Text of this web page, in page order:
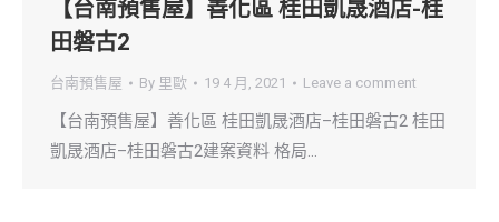
【台南預售屋】善化區 桂田凱晟酒店-桂
田磐古2
台南預售屋 By 里歐 19 4 月, 2021 Leave a comment
【台南預售屋】善化區 桂田凱晟酒店–桂田磐古2 桂田
凱晟酒店–桂田磐古2建案資料 格局…